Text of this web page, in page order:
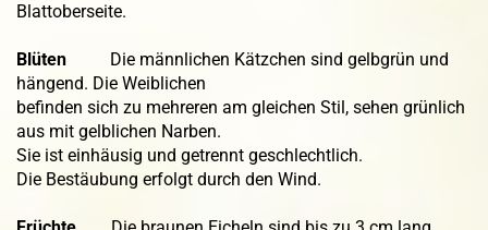
Blattoberseite.
Blüten Die männlichen Kätzchen sind gelbgrün und
hängend. Die Weiblichen
befinden sich zu mehreren am gleichen Stil, sehen grünlich
aus mit gelblichen Narben.
Sie ist einhäusig und getrennt geschlechtlich.
Die Bestäubung erfolgt durch den Wind.